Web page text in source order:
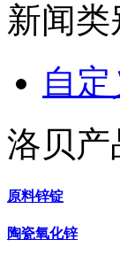
新闻类
自定
洛贝产
原料锌锭
陶瓷氧化锌